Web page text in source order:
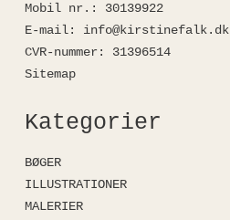
Mobil nr. :
30139922
E-mail:
info@kirstinefalk.dk
CVR-nummer:
31396514
Sitemap
Kategorier
BØGER
ILLUSTRATIONER
MALERIER